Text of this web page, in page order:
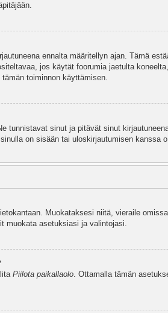
ennalta määritellyn ajan. Tämä
jos käytät foorumia jaetulta
toiminnon käyttämisen.
tunnistavat sinut ja pitävät sinut
on sisään tai uloskirjautumisen kanssa
Muokataksesi niitä, vieraile
muokata asetuksiasi ja valintojasi.
Piilota paikallaolo. Ottamalla tämän